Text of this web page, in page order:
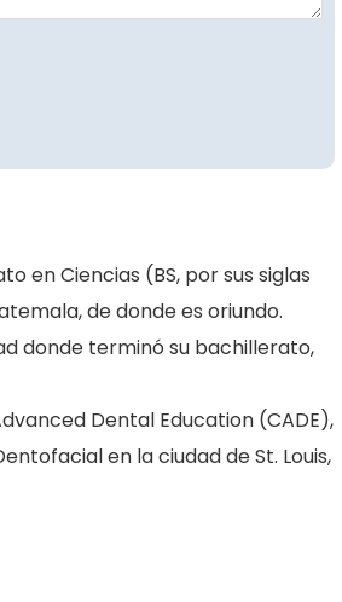
en Ciencias (BS, por sus siglas
de donde es oriundo.
donde terminó su bachillerato,
Dental Education (CADE),
en la ciudad de St. Louis,